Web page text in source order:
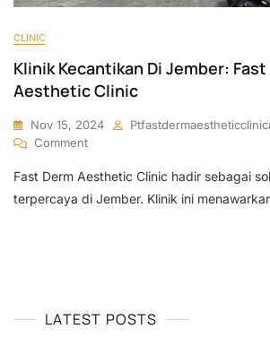
CLINIC
Klinik Kecantikan Di Jember: Fast
Aesthetic Clinic
Nov 15, 2024
CommentOn
Kecantikan
Di
Fast Derm Aesthetic Clinic hadir sebagai
terpercaya di Jember. Klinik ini
LATEST POSTS